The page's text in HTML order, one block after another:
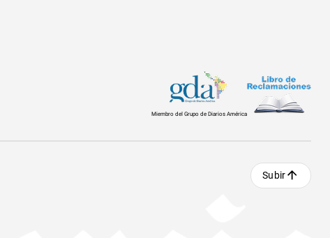
Miembro del Grupo de Diarios América
Subir